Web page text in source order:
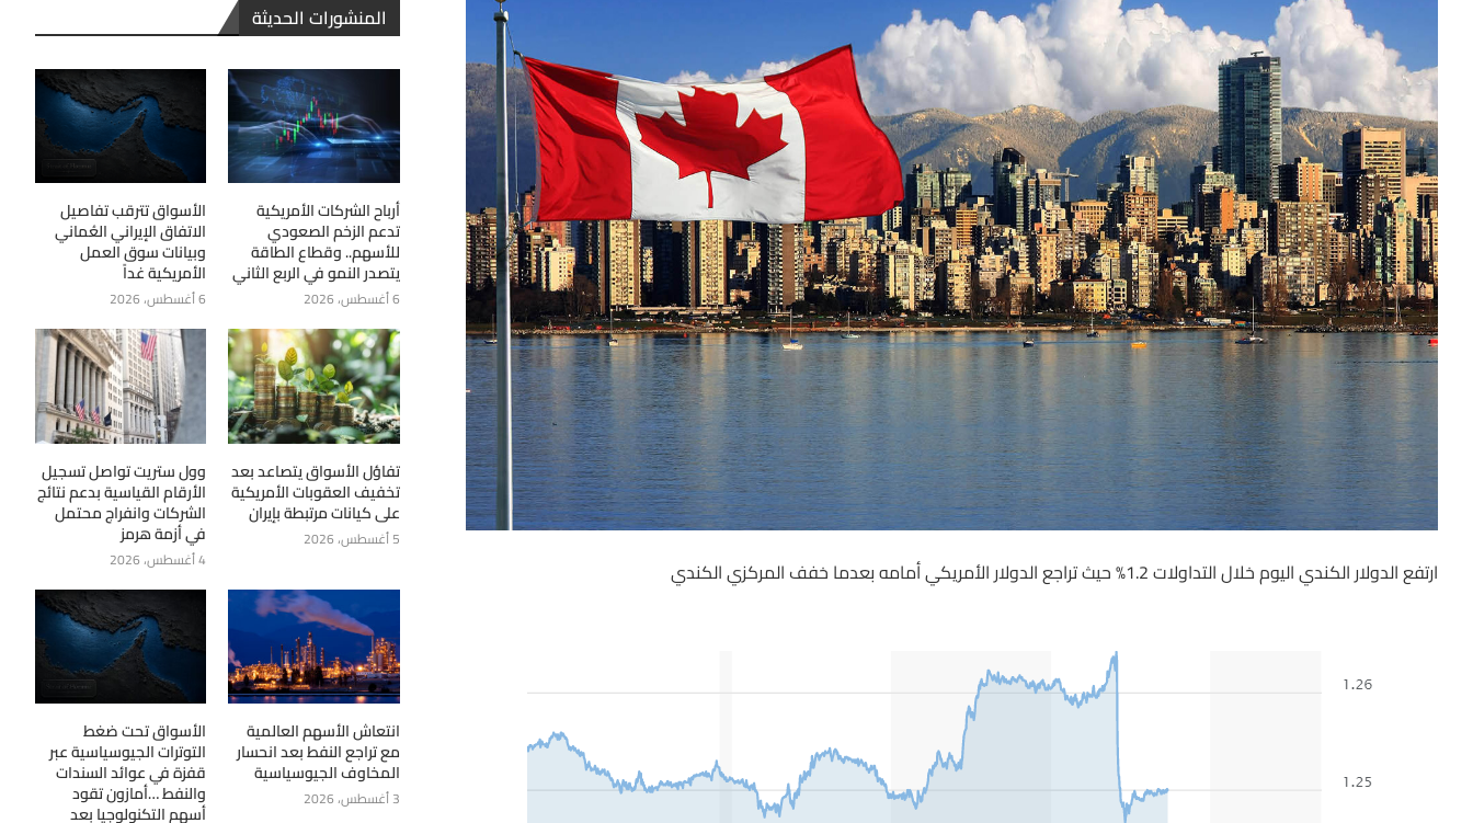
ارتفع الدولار الكندي اليوم خلال التداولات 1.2% حيث تراجع الدولار الأمريكي أمامه بعدما خفف المركزي الكندي
المنشورات الحديثة
أرباح الشركات الأمريكية
تدعم الزخم الصعودي
للأسهم.. وقطاع الطاقة
يتصدر النمو في الربع الثاني
6 أغسطس، 2026
الأسواق تترقب تفاصيل
الاتفاق الإيراني العُماني
وبيانات سوق العمل
الأمريكية غداً
6 أغسطس، 2026
تفاؤل الأسواق يتصاعد بعد
تخفيف العقوبات الأمريكية
على كيانات مرتبطة بإيران
5 أغسطس، 2026
وول ستريت تواصل تسجيل
الأرقام القياسية بدعم نتائج
الشركات وانفراج محتمل
في أزمة هرمز
4 أغسطس، 2026
انتعاش الأسهم العالمية
مع تراجع النفط بعد انحسار
المخاوف الجيوسياسية
3 أغسطس، 2026
الأسواق تحت ضغط
التوترات الجيوسياسية عبر
قفزة في عوائد السندات
والنفط …أمازون تقود
أسهم التكنولوجيا بعد